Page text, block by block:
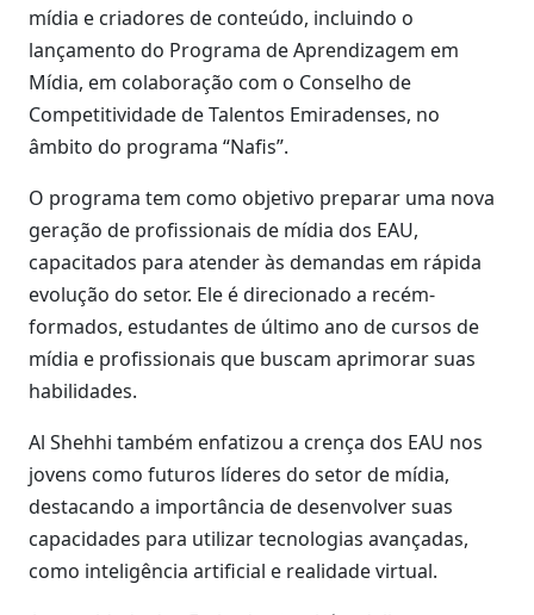
mídia e criadores de conteúdo, incluindo o
lançamento do Programa de Aprendizagem em
Mídia, em colaboração com o Conselho de
Competitividade de Talentos Emiradenses, no
âmbito do programa “Nafis”.
O programa tem como objetivo preparar uma nova
geração de profissionais de mídia dos EAU,
capacitados para atender às demandas em rápida
evolução do setor. Ele é direcionado a recém-
formados, estudantes de último ano de cursos de
mídia e profissionais que buscam aprimorar suas
habilidades.
Al Shehhi também enfatizou a crença dos EAU nos
jovens como futuros líderes do setor de mídia,
destacando a importância de desenvolver suas
capacidades para utilizar tecnologias avançadas,
como inteligência artificial e realidade virtual.